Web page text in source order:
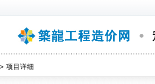
> 项目详细